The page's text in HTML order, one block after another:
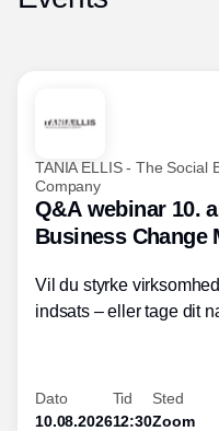
TANIA ELLIS - The Social
Company
Q&A webinar 10.
Business Change
Vil du styrke
indsats – eller tage dit
inden for bæredygtig
skaber værdi for både
Dato
10.08.2026
Tid
12:30
Sted
Zoom